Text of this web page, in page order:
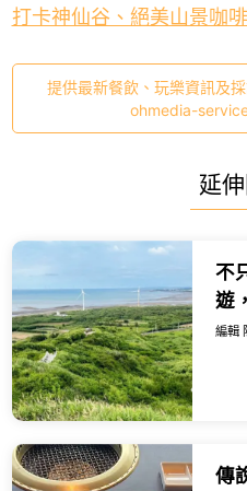
打卡神仙谷、絕美山景咖
提供最新餐飲、玩樂資訊及
ohmedia-
延
不
遊
點
編輯
傳